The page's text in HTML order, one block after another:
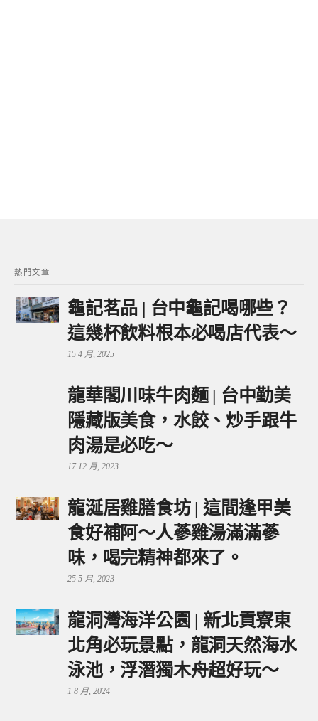
熱門文章
龜記茗品 | 台中龜記喝哪些？
這幾杯飲料根本必喝店代表～
15 4 月, 2025
龍華閣川味牛肉麵 | 台中勤美
隱藏版美食，水餃、炒手跟牛
肉湯是必吃～
17 12 月, 2023
龍涎居雞膳食坊 | 這間逢甲美
食好補阿～人蔘雞湯滿滿蔘
味，喝完精神都來了。
25 5 月, 2023
龍洞灣海洋公園 | 新北貢寮東
北角必玩景點，龍洞天然海水
泳池，浮潛獨木舟超好玩～
1 8 月, 2024